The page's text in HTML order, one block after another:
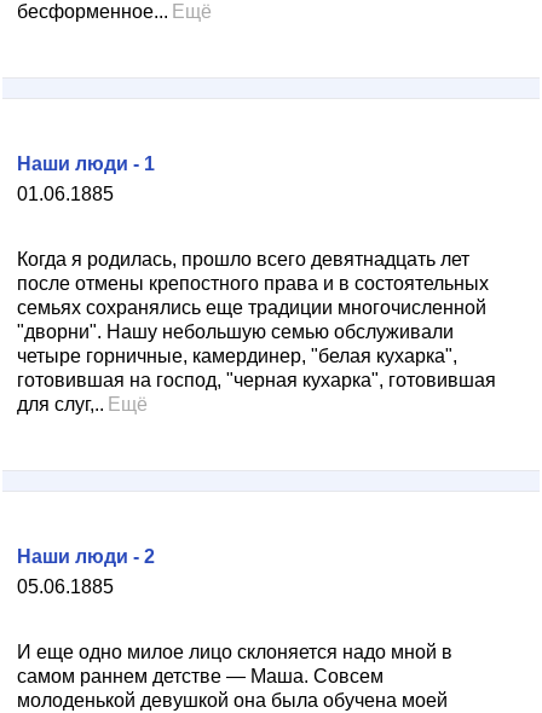
бесформенное... Ещё
01.06.1885
Наши люди - 1
Когда я родилась, прошло всего девятнадцать лет
после отмены крепостного права и в состоятельных
семьях сохранялись еще традиции многочисленной
"дворни". Нашу небольшую семью обслуживали
четыре горничные, камердинер, "белая кухарка",
готовившая на господ, "черная кухарка", готовившая
для слуг,.. Ещё
05.06.1885
Наши люди - 2
И еще одно милое лицо склоняется надо мной в
самом раннем детстве — Маша. Совсем
молоденькой девушкой она была обучена моей